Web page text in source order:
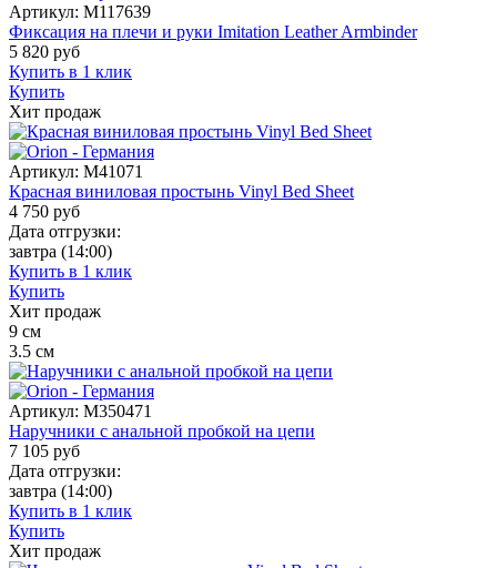
Артикул: M117639
Фиксация на плечи и руки Imitation Leather Armbinder
5 820 руб
Купить в 1 клик
Купить
Хит продаж
Артикул: M41071
Красная виниловая простынь Vinyl Bed Sheet
4 750 руб
Дата отгрузки:
завтра (14:00)
Купить в 1 клик
Купить
Хит продаж
9 см
3.5 см
Артикул: M350471
Наручники с анальной пробкой на цепи
7 105 руб
Дата отгрузки:
завтра (14:00)
Купить в 1 клик
Купить
Хит продаж